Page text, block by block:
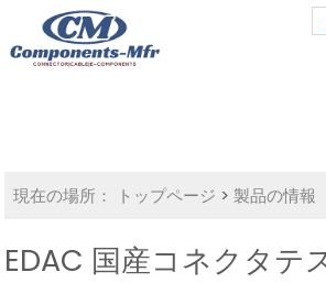
現在の場所： トップページ >製品の情報
EDAC 国産コネクタテ